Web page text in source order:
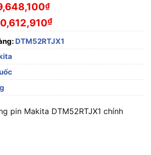
₫
₫
DTM52RTJX1
pin Makita DTM52RTJX1 chính
Makita DTM52RTJX1 số lượng